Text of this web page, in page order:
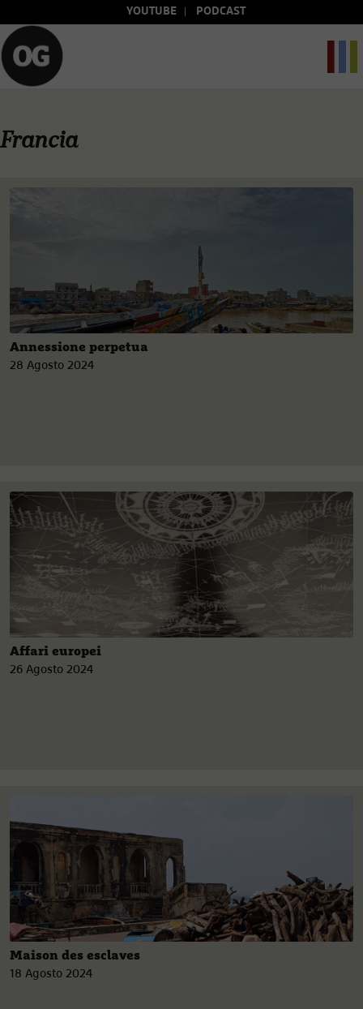
YOUTUBE PODCAST
Francia
Annessione perpetua
28 Agosto 2024
Affari europei
26 Agosto 2024
Maison des esclaves
18 Agosto 2024